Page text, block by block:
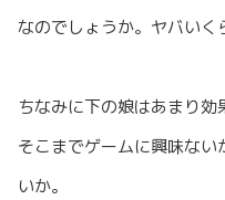
なのでしょうか。ヤバいく
ちなみに下の娘はあまり効
そこまでゲームに興味な
いか。